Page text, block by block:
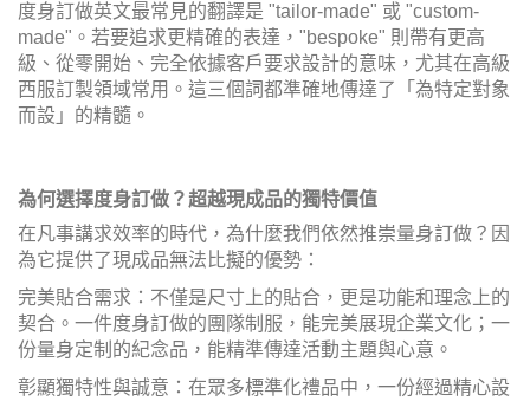
度身訂做英文最常見的翻譯是 "tailor-made" 或 "custom-
made"。若要追求更精確的表達，"bespoke" 則帶有更高
級、從零開始、完全依據客戶要求設計的意味，尤其在高級
西服訂製領域常用。這三個詞都準確地傳達了「為特定對象
而設」的精髓。
為何選擇度身訂做？超越現成品的獨特價值
在凡事講求效率的時代，為什麼我們依然推崇量身訂做？因
為它提供了現成品無法比擬的優勢：
完美貼合需求：不僅是尺寸上的貼合，更是功能和理念上的
契合。一件度身訂做的團隊制服，能完美展現企業文化；一
份量身定制的紀念品，能精準傳達活動主題與心意。
彰顯獨特性與誠意：在眾多標準化禮品中，一份經過精心設